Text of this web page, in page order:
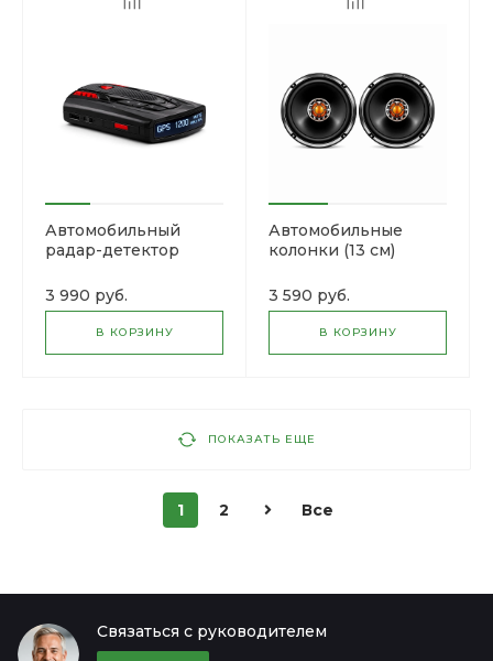
Автомобильный
радар-детектор
GPS4200CT
3 990 руб.
В КОРЗИНУ
Автомобильные
колонки (13 см)
3 590 руб.
В КОРЗИНУ
ПОКАЗАТЬ ЕЩЕ
1 2 Все
Связаться с руководителем